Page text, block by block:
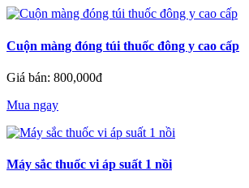
Cuộn màng đóng túi thuốc đông y cao cấp
Giá bán: 800,000đ
Mua ngay
Máy sắc thuốc vi áp suất 1 nồi